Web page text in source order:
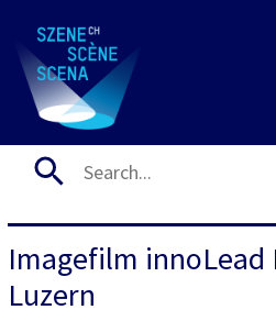
Imagefilm innoLead
Luzern